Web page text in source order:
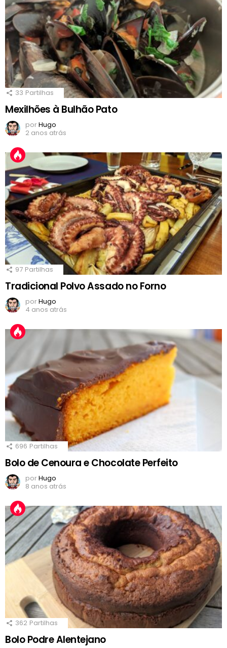
33 Partilhas
Mexilhões à Bulhão Pato
porHugo
2 anos atrás
97 Partilhas
Tradicional Polvo Assado no Forno
porHugo
4 anos atrás
696 Partilhas
Bolo de Cenoura e Chocolate Perfeito
porHugo
8 anos atrás
362 Partilhas
Bolo Podre Alentejano